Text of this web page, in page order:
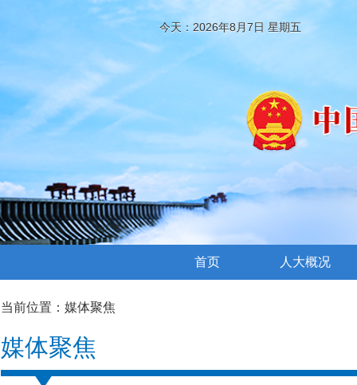
今天：2026年8月7日 星期五
首页 人大概况
当前位置： 媒体聚焦
媒体聚焦